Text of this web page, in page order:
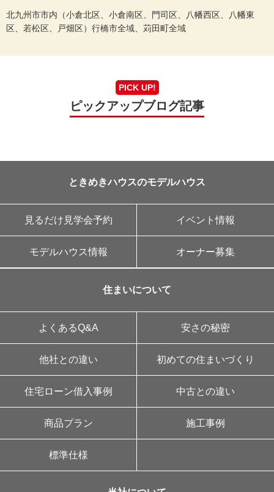
北九州市市内（小倉北区、小倉南区、門司区、八幡西区、八幡東
区、若松区、戸畑区）行橋市全域、苅田町全域
PICK UP!
ピックアップブログ記事
ときめきハウスのモデルハウス
見るだけ見学会予約 イベント情報
モデルハウス情報 オーナー募集
住まいについて
よくあるQ&A 安さの秘密
他社との違い 初めての住まいづくり
住宅ローン借入事例 中古との違い
商品プラン 施工事例
標準仕様